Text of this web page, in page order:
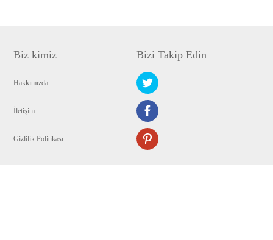
Biz kimiz
Hakkımızda
İletişim
Gizlilik Politikası
Bizi Takip Edin